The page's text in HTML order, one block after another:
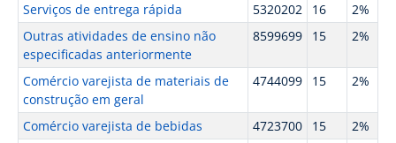
Serviços de entrega rápida 5320202 16
2%
Outras atividades de ensino não
especificadas anteriormente
8599699 15 2%
Comércio varejista de materiais de
construção em geral
4744099 15 2%
Comércio varejista de bebidas 4723700 15
2%